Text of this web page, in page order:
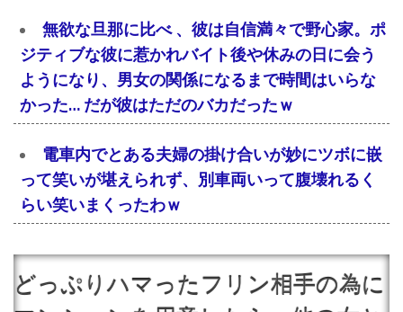
無欲な旦那に比べ 、彼は自信満々で野心家。ポ
ジティブな彼に惹かれバイト後や休みの日に会う
ようになり、男女の関係になるまで時間はいらな
かった… だが彼はただのバカだったｗ
電車内でとある夫婦の掛け合いが妙にツボに嵌
って笑いが堪えられず、別車両いって腹壊れるく
らい笑いまくったわｗ
どっぷりハマったフリン相手の為に